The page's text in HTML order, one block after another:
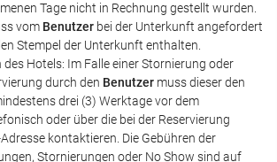
Tage nicht in Rechnung gestellt wurden.
vom Benutzer bei der Unterkunft angefordert
Stempel der Unterkunft enthalten.
Hotels: Im Falle einer Stornierung oder
durch den Benutzer muss dieser den
drei (3) Werktage vor dem
oder über die bei der Reservierung
kontaktieren. Die Gebühren der
Stornierungen oder No Show sind auf